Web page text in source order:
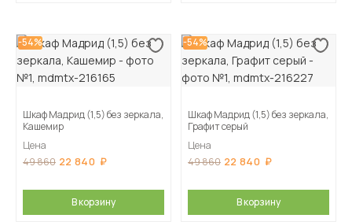
-54%
Шкаф Мадрид (1,5) без зеркала,
Кашемир
Цена
49 860 22 840
В корзину
-54%
Шкаф Мадрид (1,5) без зеркала,
Графит серый
Цена
49 860 22 840
В корзину